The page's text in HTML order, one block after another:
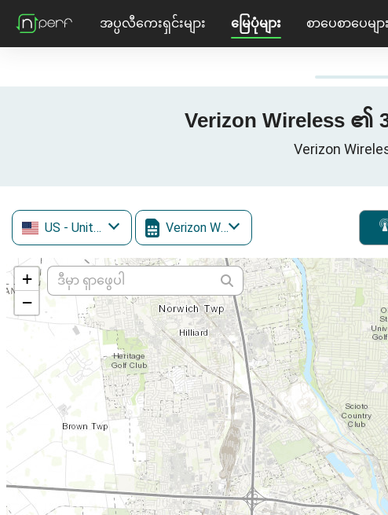
အပ္ပလီကေးရှင်းများ မြေပုံများ စာပေစာပေများ
Verizon Wireless ၏
Verizon
US - United States Verizon Wireless
+
−